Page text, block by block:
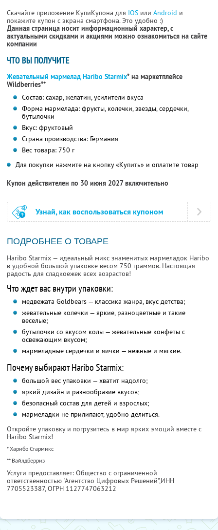
Скачайте приложение КупиКупона для IOS или Android и
покажите купон с экрана смартфона. Это удобно :)
Данная страница носит информационный характер, с
актуальными скидками и акциями можно ознакомиться на сайте
компании
ЧТО ВЫ ПОЛУЧИТЕ
Жевательный мармелад Haribo Starmix* на маркетплейсе
Wildberries**
Состав: сахар, желатин, усилители вкуса
Форма мармелада: фрукты, колечки, звезды, сердечки,
бутылочки
Вкус: фруктовый
Страна производства: Германия
Вес товара: 750 г
Для покупки нажмите на кнопку «Купить» и оплатите товар
Купон действителен по 30 июня 2027 включительно
Узнай, как воспользоваться купоном
ПОДРОБНЕЕ О ТОВАРЕ
Haribo Starmix — идеальный микс знаменитых мармеладок Haribo
в удобной большой упаковке весом 750 граммов. Настоящая
радость для сладкоежек всех возрастов!
Что ждет вас внутри упаковки:
медвежата Goldbears — классика жанра, вкус детства;
жевательные колечки — яркие, разноцветные и такие
веселые;
бутылочки со вкусом колы — жевательные конфеты с
освежающим вкусом;
мармеладные сердечки и яички — нежные и мягкие.
Почему выбирают Haribo Starmix:
большой вес упаковки — хватит надолго;
яркий дизайн и разнообразие вкусов;
безопасный состав для детей и взрослых;
мармеладки не прилипают, удобно делиться.
Откройте упаковку и погрузитесь в мир ярких эмоций вместе с
Haribo Starmix!
* Харибо Стармикс
** Вайлдберриз
Услуги предоставляет: Общество с ограниченной
ответственностью "Агентство Цифровых Решений",ИНН
7705523387, ОГРН 1127747063212